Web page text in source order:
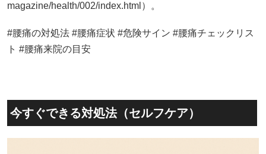
magazine/health/002/index.html）。
#腰痛の対処法 #腰痛症状 #危険サイン #腰痛チェックリス
ト #腰痛来院の目安
今すぐできる対処法（セルフケア）